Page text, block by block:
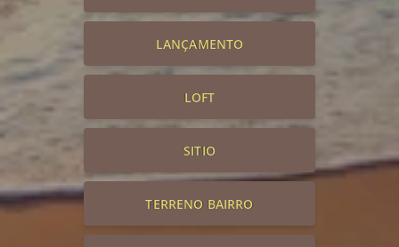
LANÇAMENTO
LOFT
SITIO
TERRENO BAIRRO